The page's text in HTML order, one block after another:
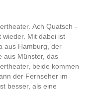
Ach Quatsch -
Mit dabei ist
aus Hamburg, der
aus Münster, das
beide kommen
der Fernseher im
besser, als eine